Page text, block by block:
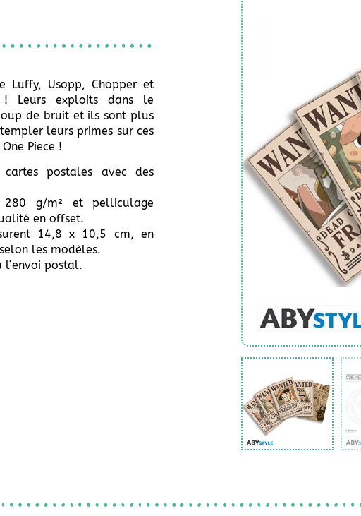
Luffy, Usopp, Chopper et
! Leurs exploits dans le
de bruit et ils sont plus
leurs primes sur ces
Piece !
postales avec des
g/m² et pelliculage
en offset.
14,8 x 10,5 cm, en
les modèles.
postal.